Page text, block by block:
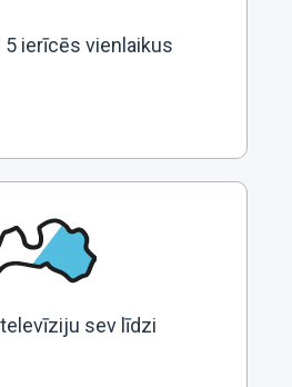
5 ierīcēs vienlaikus
sev līdzi